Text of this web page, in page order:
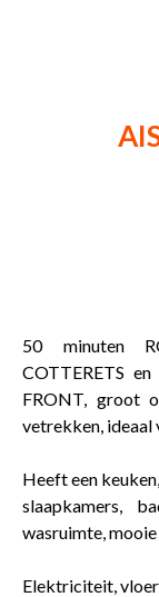
50 minuten
COTTERETS
FRONT, groot
vetrekken, ideaal
Heeft een
slaapkamers,
wasruimte,
Elektriciteit,